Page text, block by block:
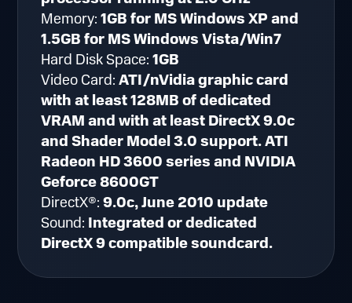
Memory:1GB for MS Windows XP and
1.5GB for MS Windows Vista/Win7
Hard Disk Space:1GB
Video Card:ATI/nVidia graphic card
with at least 128MB of dedicated
VRAM and with at least DirectX 9.0c
and Shader Model 3.0 support. ATI
Radeon HD 3600 series and NVIDIA
Geforce 8600GT
DirectX®:9.0c, June 2010 update
Sound: Integrated or dedicated
DirectX 9 compatible soundcard.